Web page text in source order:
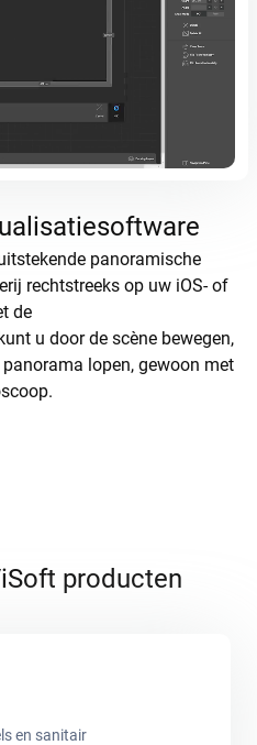
panoramische
rechtstreeks op uw iOS- of
de
u door de scène bewegen,
lopen, gewoon met
producten
en sanitair